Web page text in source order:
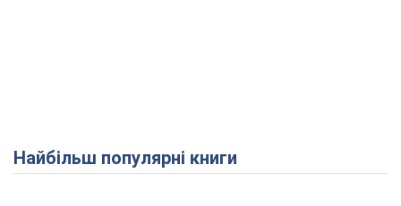
Найбільш популярні книги